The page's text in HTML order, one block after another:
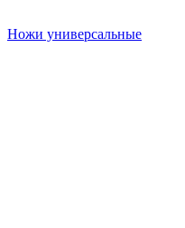
Ножи универсальные